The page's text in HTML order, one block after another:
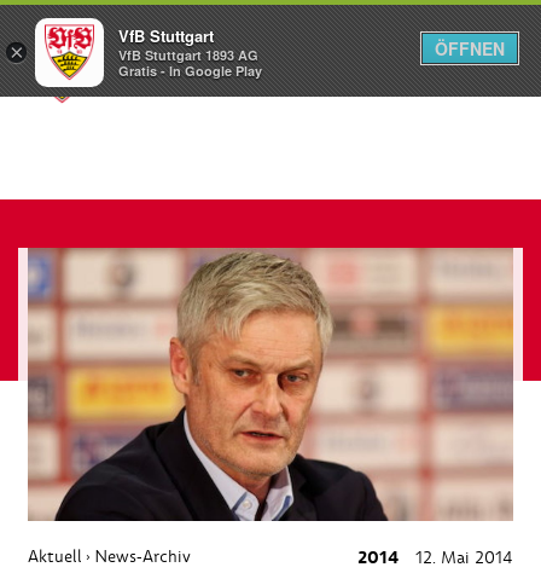
Menü
Aktuell › News-Archiv 2014 12. Mai 2014
×
VfB Stuttgart
VfB Stuttgart 1893 AG
Gratis - In Google Play
ÖFFNEN